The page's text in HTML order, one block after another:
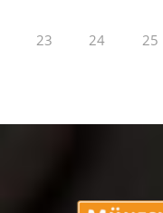
23 24 25